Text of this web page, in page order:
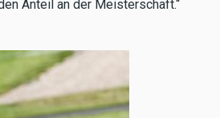
Anteil an der Meisterschaft.“